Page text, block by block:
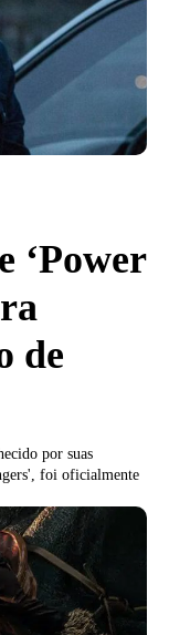
‘Power
de
por suas
foi oficialmente